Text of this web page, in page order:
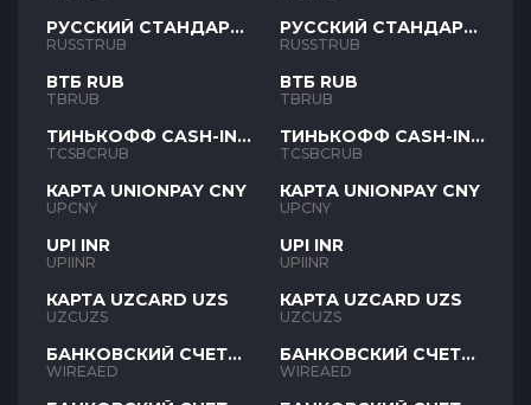
РУССКИЙ СТАНДАРТ
RUB
RUSSTRUB
ВТБ RUB
TBRUB
ТИНЬКОФФ CASH-IN
RUB
TCSBCRUB
КАРТА UNIONPAY CNY
UPCNY
UPI INR
UPIINR
КАРТА UZCARD UZS
UZCUZS
БАНКОВСКИЙ СЧЕТ
AED
WIREAED
РУССКИЙ СТАНДАРТ
RUB
RUSSTRUB
ВТБ RUB
TBRUB
ТИНЬКОФФ CASH-IN
RUB
TCSBCRUB
КАРТА UNIONPAY CNY
UPCNY
UPI INR
UPIINR
КАРТА UZCARD UZS
UZCUZS
БАНКОВСКИЙ СЧЕТ
AED
WIREAED